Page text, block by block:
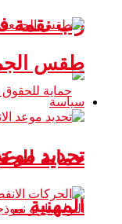
رب نقمة
حماية
المهنية ..
طقس
سياسة
تحديد